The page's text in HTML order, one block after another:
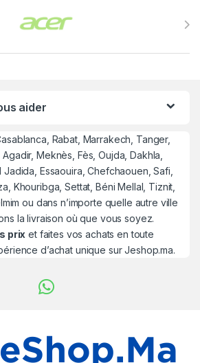
aider
Rabat, Marrakech, Tanger,
Meknès, Fès, Oujda, Dakhla,
Essaouira, Chefchaouen, Safi,
Khouribga, Settat, Béni Mellal, Tiznit,
ou dans n’importe quelle autre ville
la livraison où que vous soyez.
prix et faites vos achats en toute
d’achat unique sur Jeshop.ma.